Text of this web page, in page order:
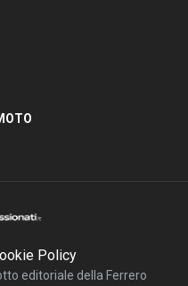
Policy
editoriale della Ferrero